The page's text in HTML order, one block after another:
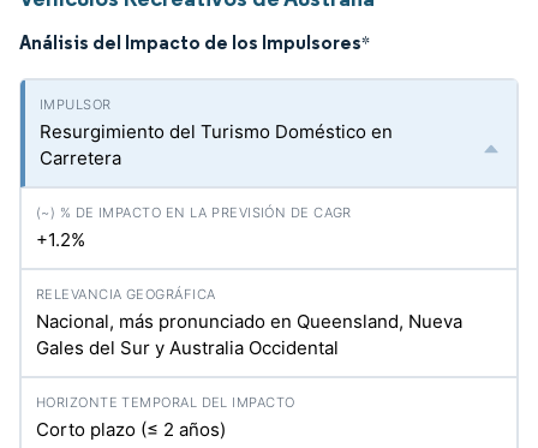
Análisis del Impacto de los Impulsores*
Resurgimiento del Turismo Doméstico en
Carretera
+1.2%
Nacional, más pronunciado en Queensland, Nueva
Gales del Sur y Australia Occidental
Corto plazo (≤ 2 años)